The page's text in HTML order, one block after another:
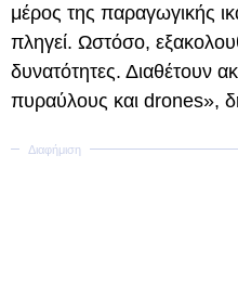
μέρος της παραγωγικής
πληγεί. Ωστόσο,
δυνατότητες. Διαθέτουν
πυραύλους και drones»,